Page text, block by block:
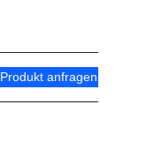
Produkt anfragen